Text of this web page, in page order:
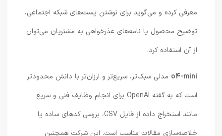
معرفی کرده و می‌گوید برای نوشتن پست‌های شبکه اجتماعی،
توضیح محصول یا نامه‌های عذرخواهی به مشتریان می‌توان
از آن استفاده کرد.
o4-miniمدلی سبک‌تر، سریع‌تر و ارزان‌تر با دانش محدودتر
است که به گفته OpenAI برای انجام وظایف فنی و سریع
مانند استخراج داده از فایل CSV، بررسی کدهای ساده یا
خلاصه‌سازی مقالات مناسب است. این شرکت همچنین